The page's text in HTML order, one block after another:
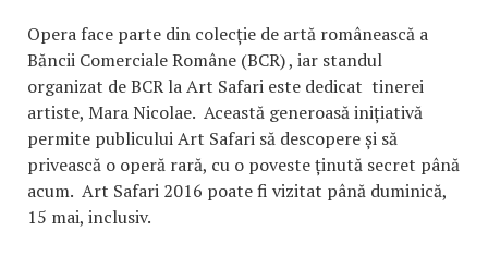
Opera face parte din colecție de artă românească a
Băncii Comerciale Române (BCR) , iar standul
organizat de BCR la Art Safari este dedicat tinerei
artiste, Mara Nicolae. Această generoasă inițiativă
permite publicului Art Safari să descopere și să
privească o operă rară, cu o poveste ținută secret până
acum. Art Safari 2016 poate fi vizitat până duminică,
15 mai, inclusiv.